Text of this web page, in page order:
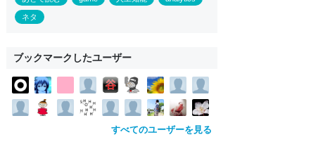
ネタ
ブックマークしたユーザー
すべてのユーザーを見る